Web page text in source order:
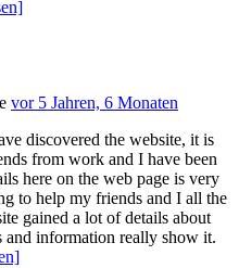
vor 5 Jahren, 6 Monaten
discovered the website, it is
from work and I have been
here on the web page is very
to help my friends and I all the
gained a lot of details about
and information really show it.